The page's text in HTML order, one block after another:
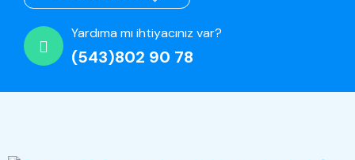
Yardıma mı ihtiyacınız var?
(543)802 90 78